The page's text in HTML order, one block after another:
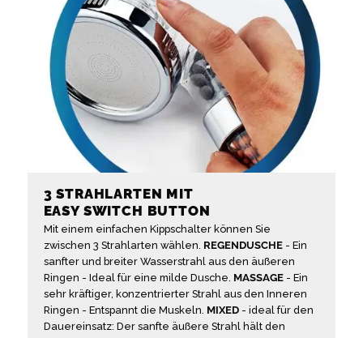
3 STRAHLARTEN MIT
EASY SWITCH BUTTON
Mit einem einfachen Kippschalter können Sie
zwischen 3 Strahlarten wählen. REGENDUSCHE- Ein
sanfter und breiter Wasserstrahl aus den äußeren
Ringen - Ideal für eine milde Dusche. MASSAGE- Ein
sehr kräftiger, konzentrierter Strahl aus den Inneren
Ringen - Entspannt die Muskeln. MIXED - ideal für den
Dauereinsatz: Der sanfte äußere Strahl hält den